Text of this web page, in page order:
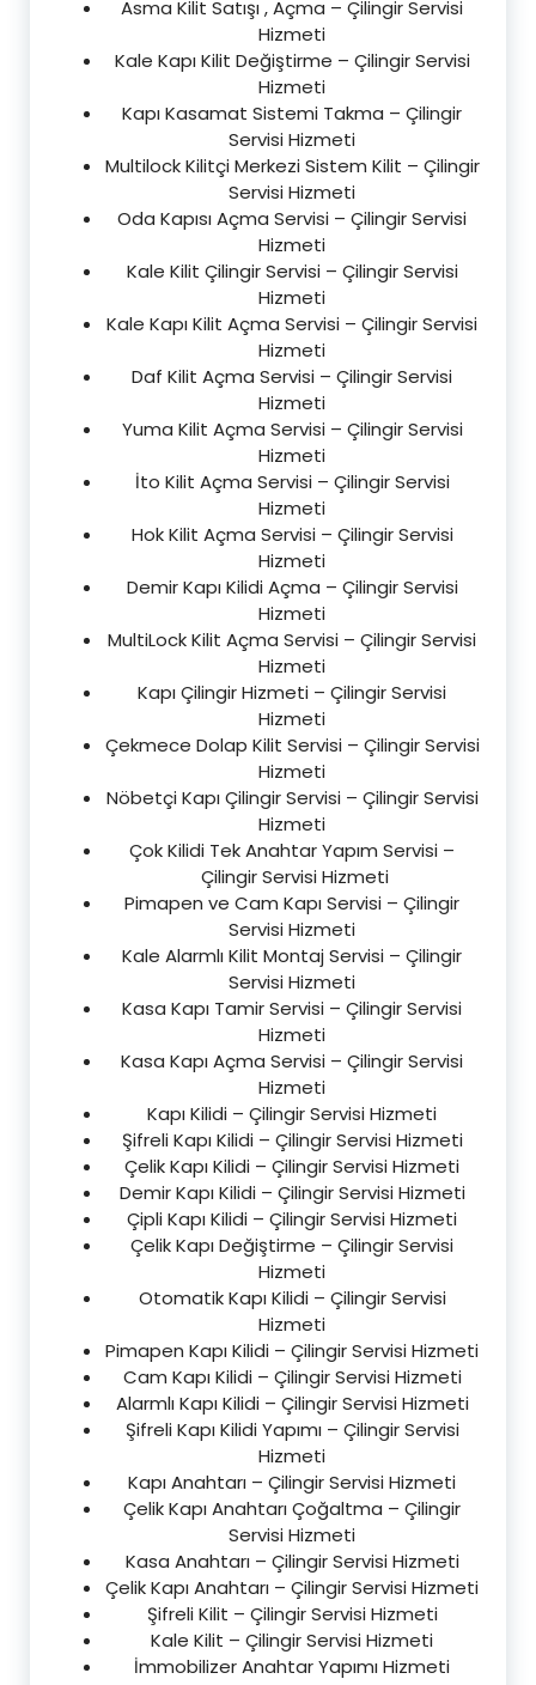
Asma Kilit Satışı , Açma – Çilingir Servisi
Hizmeti
Kale Kapı Kilit Değiştirme – Çilingir Servisi
Hizmeti
Kapı Kasamat Sistemi Takma – Çilingir
Servisi Hizmeti
Multilock Kilitçi Merkezi Sistem Kilit – Çilingir
Servisi Hizmeti
Oda Kapısı Açma Servisi – Çilingir Servisi
Hizmeti
Kale Kilit Çilingir Servisi – Çilingir Servisi
Hizmeti
Kale Kapı Kilit Açma Servisi – Çilingir Servisi
Hizmeti
Daf Kilit Açma Servisi – Çilingir Servisi
Hizmeti
Yuma Kilit Açma Servisi – Çilingir Servisi
Hizmeti
İto Kilit Açma Servisi – Çilingir Servisi
Hizmeti
Hok Kilit Açma Servisi – Çilingir Servisi
Hizmeti
Demir Kapı Kilidi Açma – Çilingir Servisi
Hizmeti
MultiLock Kilit Açma Servisi – Çilingir Servisi
Hizmeti
Kapı Çilingir Hizmeti – Çilingir Servisi
Hizmeti
Çekmece Dolap Kilit Servisi – Çilingir Servisi
Hizmeti
Nöbetçi Kapı Çilingir Servisi – Çilingir Servisi
Hizmeti
Çok Kilidi Tek Anahtar Yapım Servisi –
Çilingir Servisi Hizmeti
Pimapen ve Cam Kapı Servisi – Çilingir
Servisi Hizmeti
Kale Alarmlı Kilit Montaj Servisi – Çilingir
Servisi Hizmeti
Kasa Kapı Tamir Servisi – Çilingir Servisi
Hizmeti
Kasa Kapı Açma Servisi – Çilingir Servisi
Hizmeti
Kapı Kilidi – Çilingir Servisi Hizmeti
Şifreli Kapı Kilidi – Çilingir Servisi Hizmeti
Çelik Kapı Kilidi – Çilingir Servisi Hizmeti
Demir Kapı Kilidi – Çilingir Servisi Hizmeti
Çipli Kapı Kilidi – Çilingir Servisi Hizmeti
Çelik Kapı Değiştirme – Çilingir Servisi
Hizmeti
Otomatik Kapı Kilidi – Çilingir Servisi
Hizmeti
Pimapen Kapı Kilidi – Çilingir Servisi Hizmeti
Cam Kapı Kilidi – Çilingir Servisi Hizmeti
Alarmlı Kapı Kilidi – Çilingir Servisi Hizmeti
Şifreli Kapı Kilidi Yapımı – Çilingir Servisi
Hizmeti
Kapı Anahtarı – Çilingir Servisi Hizmeti
Çelik Kapı Anahtarı Çoğaltma – Çilingir
Servisi Hizmeti
Kasa Anahtarı – Çilingir Servisi Hizmeti
Çelik Kapı Anahtarı – Çilingir Servisi Hizmeti
Şifreli Kilit – Çilingir Servisi Hizmeti
Kale Kilit – Çilingir Servisi Hizmeti
İmmobilizer Anahtar Yapımı Hizmeti